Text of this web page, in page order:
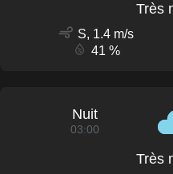
Très
S, 1.4 m/s
41 %
Nuit
03:00
Très